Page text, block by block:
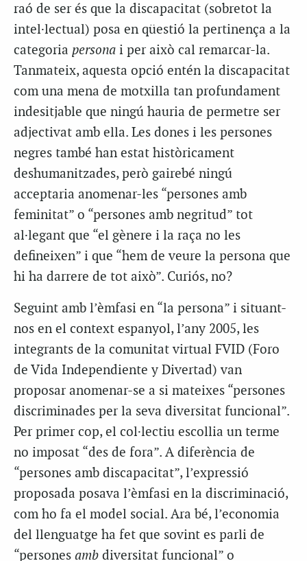
raó de ser és que la discapacitat (sobretot la
intel·lectual) posa en qüestió la pertinença a la
categoria persona i per això cal remarcar-la.
Tanmateix, aquesta opció entén la discapacitat
com una mena de motxilla tan profundament
indesitjable que ningú hauria de permetre ser
adjectivat amb ella. Les dones i les persones
negres també han estat històricament
deshumanitzades, però gairebé ningú
acceptaria anomenar-les “persones amb
feminitat” o “persones amb negritud” tot
al·legant que “el gènere i la raça no les
defineixen” i que “hem de veure la persona que
hi ha darrere de tot això”. Curiós, no?
Seguint amb l’èmfasi en “la persona” i situant-
nos en el context espanyol, l’any 2005, les
integrants de la comunitat virtual FVID (Foro
de Vida Independiente y Divertad) van
proposar anomenar-se a si mateixes “persones
discriminades per la seva diversitat funcional”.
Per primer cop, el col·lectiu escollia un terme
no imposat “des de fora”. A diferència de
“persones amb discapacitat”, l’expressió
proposada posava l’èmfasi en la discriminació,
com ho fa el model social. Ara bé, l’economia
del llenguatge ha fet que sovint es parli de
“persones amb diversitat funcional” o